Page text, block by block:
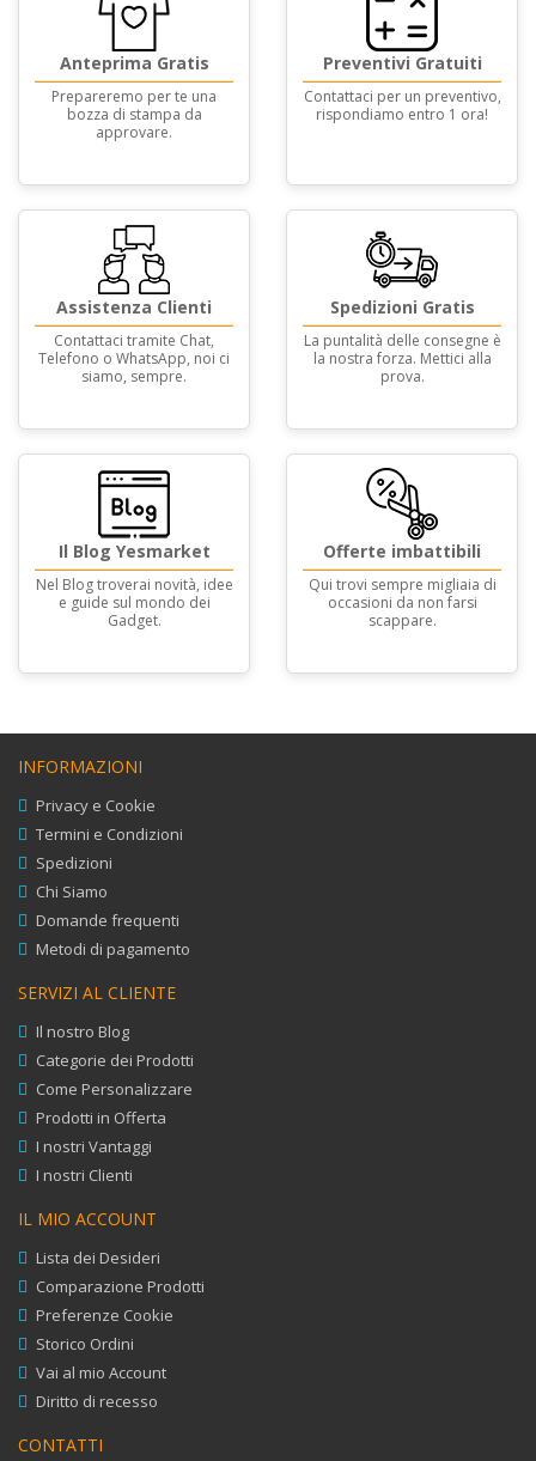
Anteprima Gratis
Prepareremo per te una
bozza di stampa da
approvare.
Preventivi Gratuiti
Contattaci per un preventivo,
rispondiamo entro 1 ora!
Assistenza Clienti
Contattaci tramite Chat,
Telefono o WhatsApp, noi ci
siamo, sempre.
Spedizioni Gratis
La puntalità delle consegne è
la nostra forza. Mettici alla
prova.
Il Blog Yesmarket
Nel Blog troverai novità, idee
e guide sul mondo dei
Gadget.
Offerte imbattibili
Qui trovi sempre migliaia di
occasioni da non farsi
scappare.
INFORMAZIONI
Privacy e Cookie
Termini e Condizioni
Spedizioni
Chi Siamo
Domande frequenti
Metodi di pagamento
SERVIZI AL CLIENTE
Il nostro Blog
Categorie dei Prodotti
Come Personalizzare
Prodotti in Offerta
I nostri Vantaggi
I nostri Clienti
IL MIO ACCOUNT
Lista dei Desideri
Comparazione Prodotti
Preferenze Cookie
Storico Ordini
Vai al mio Account
Diritto di recesso
CONTATTI